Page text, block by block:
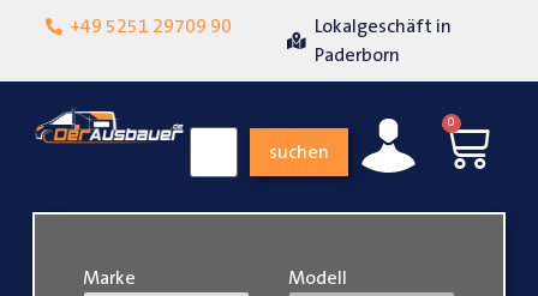
+49 5251 29709 90
Lokalgeschäft in
Über 15 Jahre
suchen
0
Marke Modell